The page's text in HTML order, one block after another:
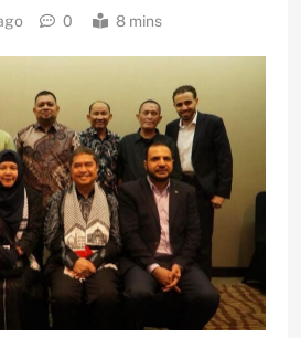
0 8 mins